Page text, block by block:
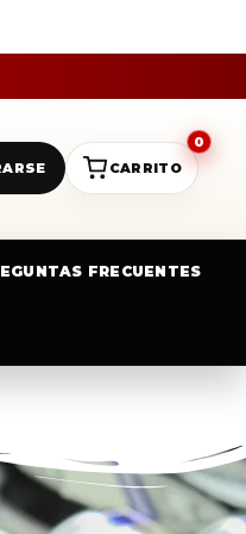
0
CARRITO
FRECUENTES